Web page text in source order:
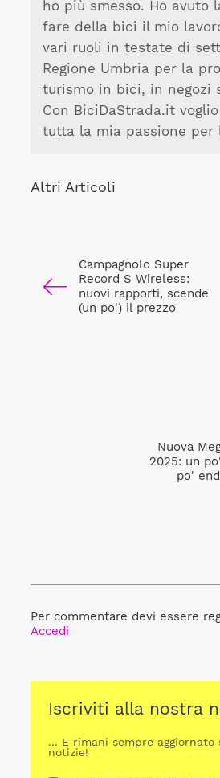
ho più smesso. Ho avuto
fare della bici il mio
vari ruoli in testate di
Regione Umbria per la
turismo in bici, in negozi
Con BiciDaStrada.it
tutta la mia passione per
Altri Articoli
Campagnolo Super
Record S Wireless:
nuovi rapporti, scende
(un po') il prezzo
Nuova
2025: un
po'
Per commentare devi essere
Accedi
Iscriviti alla nostra
... E rimani sempre
notizie!